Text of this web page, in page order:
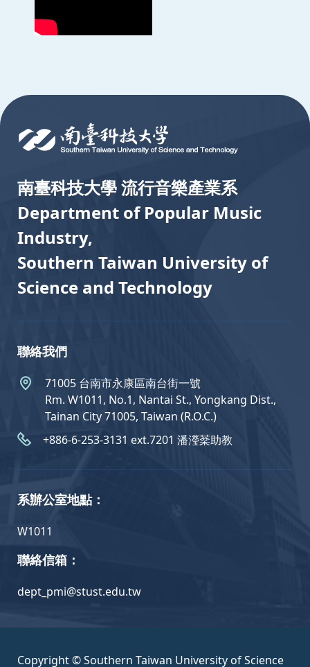
南臺科技大學 流行音樂產業系
Department of Popular Music
Industry,
Southern Taiwan University of
Science and Technology
聯絡我們
71005 台南市永康區南台街一號
Rm. W1011, No.1, Nantai St., Yongkang Dist.,
Tainan City 71005, Taiwan (R.O.C.)
+886-6-253-3131 ext.7201 潘瀅棻助教
系辦公室地點：
W1011
聯絡信箱：
dept_pmi@stust.edu.tw
Copyright © Southern Taiwan University of Science